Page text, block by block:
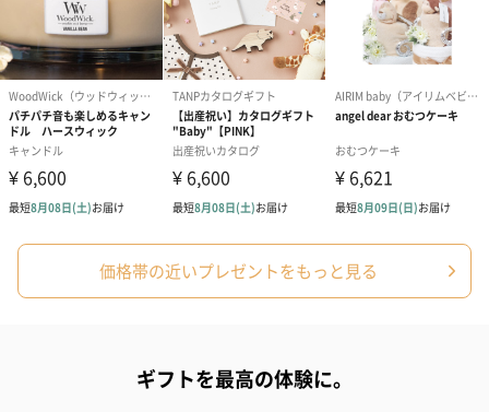
価格帯の近いプレゼントをもっと見る
ギフトを最高の体験に。